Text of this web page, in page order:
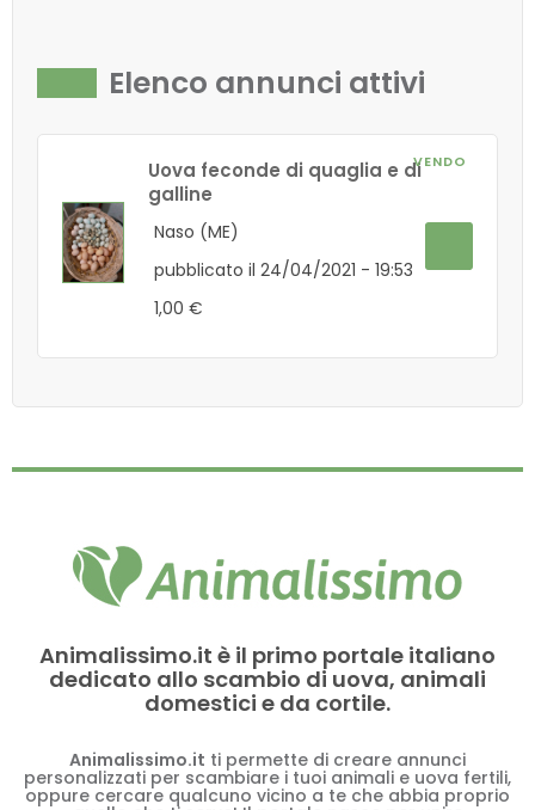
Elenco annunci attivi
VENDO
Uova feconde di quaglia e di
galline
Naso (ME)
pubblicato il 24/04/2021 - 19:53
1,00 €
Animalissimo.it è il primo portale italiano
dedicato allo scambio di uova, animali
domestici e da cortile.
Animalissimo.it ti permette di creare annunci
personalizzati per scambiare i tuoi animali e uova fertili,
oppure cercare qualcuno vicino a te che abbia proprio